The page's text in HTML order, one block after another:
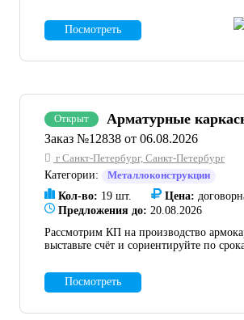
Посмотреть
Открыт Арматурные
Заказ №12838 от 06.08.2026
г Санкт-Петербург, Санкт-Петербург
Категории:
Металлоконструкции
Кол-во: 19 шт. Цена:
Предложения до: 20.08.2026
Рассмотрим КП на производство армокаркасов.
выставьте счёт и сориентируйте по
указано на чертеже.
Посмотреть